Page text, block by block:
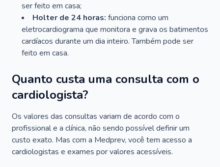
ser feito em casa;
Holter de 24 horas: funciona como um
eletrocardiograma que monitora e grava os batimentos
cardíacos durante um dia inteiro. Também pode ser
feito em casa.
Quanto custa uma consulta com o
cardiologista?
Os valores das consultas variam de acordo com o
profissional e a clínica, não sendo possível definir um
custo exato. Mas com a Medprev, você tem acesso a
cardiologistas e exames por valores acessíveis.